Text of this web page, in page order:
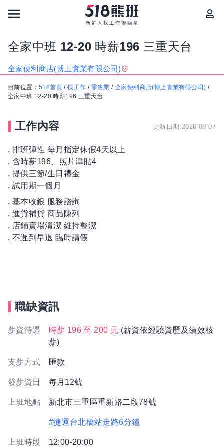
全家中班 12-20 時薪196 三重天台
全家便利商店(博上實業有限公司)
目前位置： 518首頁 /找工作 / 零售業 /全家便利商店(博上實業有限公司) /
全家中班 12-20 時薪196 三重天台
工作內容 更新日期:2026-08-07
. 排班彈性 每月指定休假4天以上
. 含時薪196、照片津貼4
. 提供三節/生日禮金
. 試用期一個月
. 基本收銀 服務諮詢
. 進貨補貨 商品陳列
. 店鋪賣場清潔 維持整潔
. 不遲到早退 臨時請假
職缺資訊
薪資待遇 時薪 196 至 200 元 (薪資依經驗資歷及績效核
薪)
支薪方式 匯款
發薪資日 每月12號
上班地點 新北市三重區重新路二段78號
#捷運台北橋站走路6分鐘
上班時段 12:00-20:00